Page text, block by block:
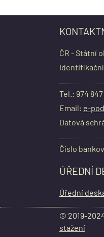
ČR - Státní
Identifikační
Tel.: 974
Email: e-
Datová
Číslo
ÚŘEDNÍ
Úřední
© 2019-
stažení